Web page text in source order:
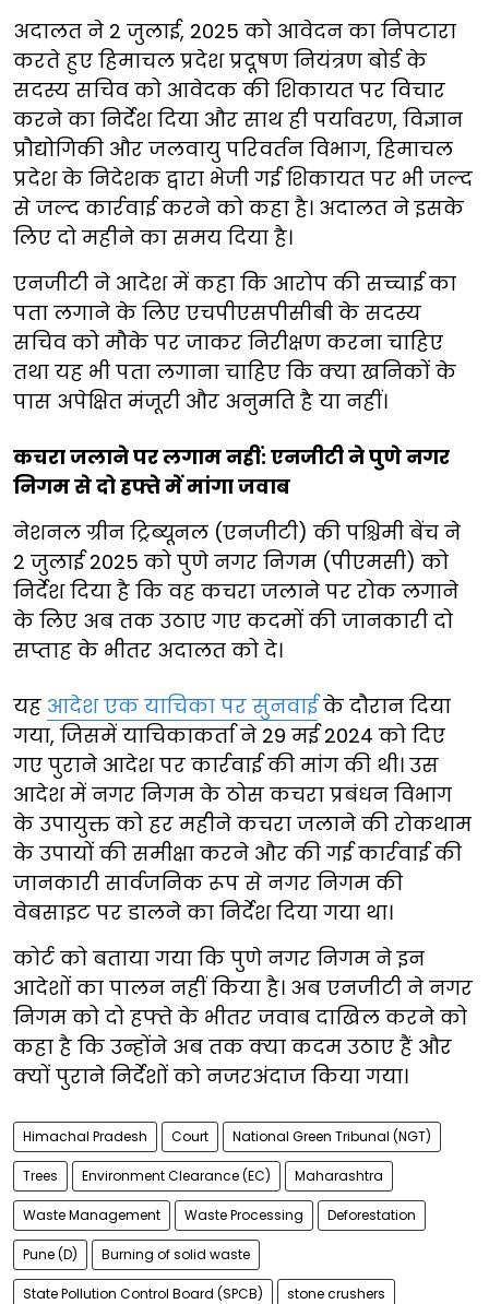
अदालत ने 2 जुलाई, 2025 को आवेदन का निपटारा
करते हुए हिमाचल प्रदेश प्रदूषण नियंत्रण बोर्ड के
सदस्य सचिव को आवेदक की शिकायत पर विचार
करने का निर्देश दिया और साथ ही पर्यावरण, विज्ञान
प्रौद्योगिकी और जलवायु परिवर्तन विभाग, हिमाचल
प्रदेश के निदेशक द्वारा भेजी गई शिकायत पर भी जल्द
से जल्द कार्रवाई करने को कहा है। अदालत ने इसके
लिए दो महीने का समय दिया है।
एनजीटी ने आदेश में कहा कि आरोप की सच्चाई का
पता लगाने के लिए एचपीएसपीसीबी के सदस्य
सचिव को मौके पर जाकर निरीक्षण करना चाहिए
तथा यह भी पता लगाना चाहिए कि क्या खनिकों के
पास अपेक्षित मंजूरी और अनुमति है या नहीं।
कचरा जलाने पर लगाम नहीं: एनजीटी ने पुणे नगर
निगम से दो हफ्ते में मांगा जवाब
नेशनल ग्रीन ट्रिब्यूनल (एनजीटी) की पश्चिमी बेंच ने
2 जुलाई 2025 को पुणे नगर निगम (पीएमसी) को
निर्देश दिया है कि वह कचरा जलाने पर रोक लगाने
के लिए अब तक उठाए गए कदमों की जानकारी दो
सप्ताह के भीतर अदालत को दे।
यह आदेश एक याचिका पर सुनवाईके दौरान दिया
गया, जिसमें याचिकाकर्ता ने 29 मई 2024 को दिए
गए पुराने आदेश पर कार्रवाई की मांग की थी। उस
आदेश में नगर निगम के ठोस कचरा प्रबंधन विभाग
के उपायुक्त को हर महीने कचरा जलाने की रोकथाम
के उपायों की समीक्षा करने और की गई कार्रवाई की
जानकारी सार्वजनिक रूप से नगर निगम की
वेबसाइट पर डालने का निर्देश दिया गया था।
कोर्ट को बताया गया कि पुणे नगर निगम ने इन
आदेशों का पालन नहीं किया है। अब एनजीटी ने नगर
निगम को दो हफ्ते के भीतर जवाब दाखिल करने को
कहा है कि उन्होंने अब तक क्या कदम उठाए हैं और
क्यों पुराने निर्देशों को नजरअंदाज किया गया।
Himachal Pradesh Court National Green Tribunal (NGT)
Trees Environment Clearance (EC) Maharashtra
Waste Management Waste Processing Deforestation
Pune (D) Burning of solid waste
State Pollution Control Board (SPCB) stone crushers